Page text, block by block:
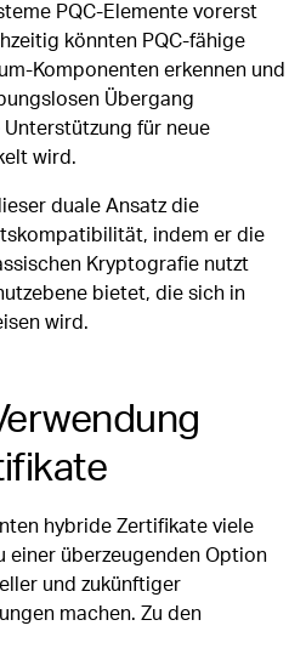
PQC-Elemente vorerst
könnten PQC-fähige
Komponenten erkennen und
Übergang
für neue
wird.
duale Ansatz die
indem er die
Kryptografie nutzt
bietet, die sich in
wird.
hybride Zertifikate viele
einer überzeugenden Option
und zukünftiger
machen. Zu den